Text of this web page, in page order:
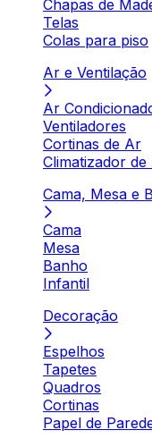
Chapas de
Telas
Colas para piso
Ar e Ventilação
Ar
Ventiladores
Cortinas de Ar
Climatizador de
Cama, Mesa e
Cama
Mesa
Banho
Infantil
Decoração
Espelhos
Tapetes
Quadros
Cortinas
Papel de